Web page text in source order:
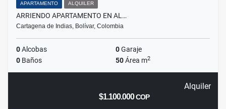
APARTAMENTO ALQUILER
ARRIENDO APARTAMENTO EN AL…
Cartagena de Indias, Bolívar, Colombia
0Alcobas 0Garaje
0 Baños 50Área m2
Alquiler
$1.100.000COP